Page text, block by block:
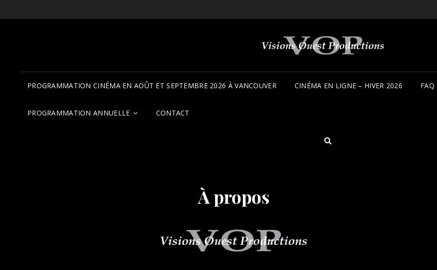
PROGRAMMATION CINÉMA EN AOÛT ET SEPTEMBRE 2026 À VANCOUVER CINÉMA EN LIGNE – HIVER 2026 FAQ
PROGRAMMATION ANNUELLE CONTACT
SEARCH
À propos